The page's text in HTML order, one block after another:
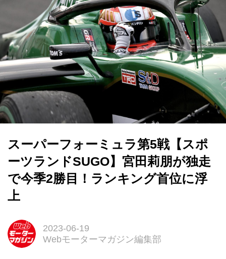
スーパーフォーミュラ第5戦【スポ
ーツランドSUGO】宮田莉朋が独走
で今季2勝目！ランキング首位に浮
上
2023-06-19
Webモーターマガジン編集部